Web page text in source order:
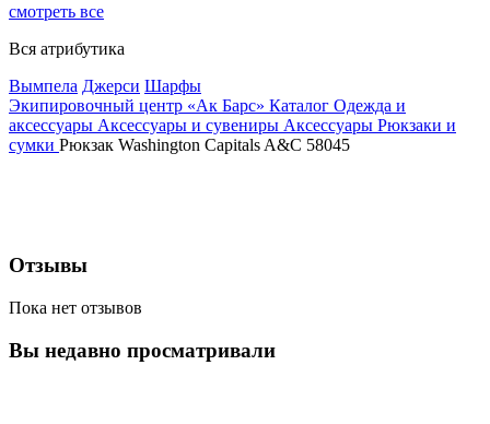
смотреть все
Вся атрибутика
Вымпела Джерси Шарфы
Экипировочный центр «Ак Барс» Каталог Одежда и
аксессуары Аксессуары и сувениры Аксессуары Рюкзаки и
сумки Рюкзак Washington Capitals A&C 58045
Отзывы
Пока нет отзывов
Вы недавно просматривали